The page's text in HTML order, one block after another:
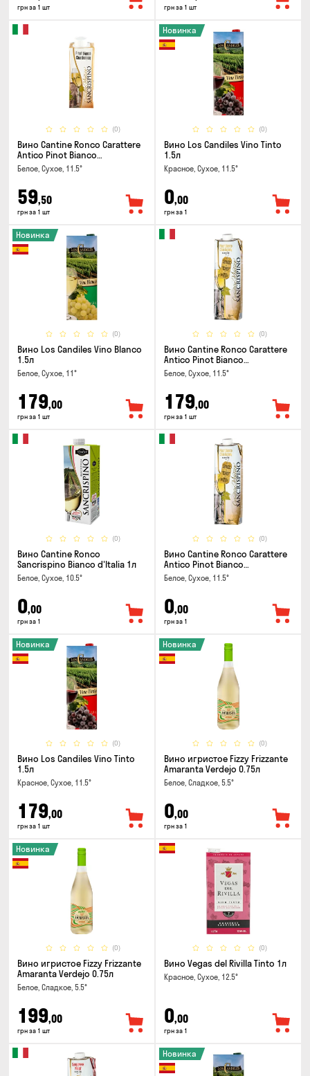
грн за 1 шт грн за 1 шт
(0)
Вино Cantine Ronco Carattere
Antico Pinot Bianco
Chardonnay Rubicone IGT 0.25л
Белое, Сухое, 11.5°
59,50
грн за 1 шт
(0)
Новинка
Вино Los Candiles Vino Tinto
1.5л
Красное, Сухое, 11.5°
0,00
грн за 1
(0)
Новинка
Вино Los Candiles Vino Blanco
1.5л
Белое, Сухое, 11°
179,00
грн за 1 шт
(0)
Вино Cantine Ronco Carattere
Antico Pinot Bianco
Chardonnay Rubicone IGT 1л
Белое, Сухое, 11.5°
179,00
грн за 1 шт
(0)
Вино Cantine Ronco
Sancrispino Bianco d'Italia 1л
Белое, Сухое, 10.5°
0,00
грн за 1
(0)
Вино Cantine Ronco Carattere
Antico Pinot Bianco
Chardonnay Rubicone IGT 1л
Белое, Сухое, 11.5°
0,00
грн за 1
(0)
Новинка
Вино Los Candiles Vino Tinto
1.5л
Красное, Сухое, 11.5°
179,00
грн за 1 шт
(0)
Новинка
Вино игристое Fizzy Frizzante
Amaranta Verdejo 0.75л
Белое, Сладкое, 5.5°
0,00
грн за 1
(0)
Новинка
Вино игристое Fizzy Frizzante
Amaranta Verdejo 0.75л
Белое, Сладкое, 5.5°
199,00
грн за 1 шт
(0)
Вино Vegas del Rivilla Tinto 1л
Красное, Сухое, 12.5°
0,00
грн за 1
Новинка